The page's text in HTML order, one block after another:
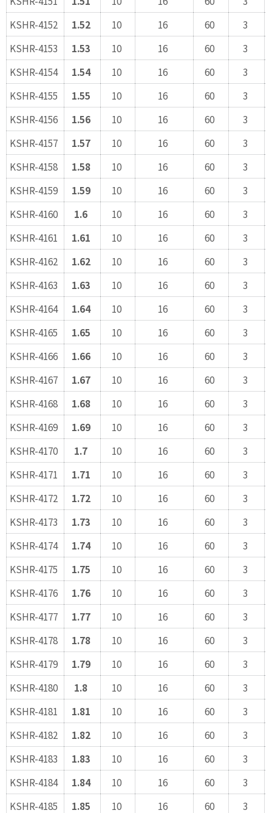
KSHR-4152
1.52 10 16 60
3
KSHR-4153
1.53 10 16 60
3
KSHR-4154
1.54 10 16 60
3
KSHR-4155
1.55 10 16 60
3
KSHR-4156
1.56 10 16 60
3
KSHR-4157
1.57 10 16 60
3
KSHR-4158
1.58 10 16 60
3
KSHR-4159
1.59 10 16 60
3
KSHR-4160
1.6 10 16 60
3
KSHR-4161
1.61 10 16 60
3
KSHR-4162
1.62 10 16 60
3
KSHR-4163
1.63 10 16 60
3
KSHR-4164
1.64 10 16 60
3
KSHR-4165
1.65 10 16 60
3
KSHR-4166
1.66 10 16 60
3
KSHR-4167
1.67 10 16 60
3
KSHR-4168
1.68 10 16 60
3
KSHR-4169
1.69 10 16 60
3
KSHR-4170
1.7 10 16 60
3
KSHR-4171
1.71 10 16 60
3
KSHR-4172
1.72 10 16 60
3
KSHR-4173
1.73 10 16 60
3
KSHR-4174
1.74 10 16 60
3
KSHR-4175
1.75 10 16 60
3
KSHR-4176
1.76 10 16 60
3
KSHR-4177
1.77 10 16 60
3
KSHR-4178
1.78 10 16 60
3
KSHR-4179
1.79 10 16 60
3
KSHR-4180
1.8 10 16 60
3
KSHR-4181
1.81 10 16 60
3
KSHR-4182
1.82 10 16 60
3
KSHR-4183
1.83 10 16 60
3
KSHR-4184
1.84 10 16 60
3
KSHR-4185
1.85 10 16 60
3